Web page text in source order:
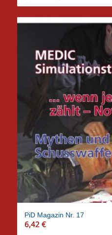
PiD Magazin Nr. 17
6,42 €